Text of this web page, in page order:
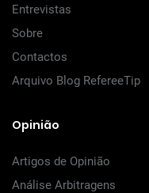
Entrevistas
Sobre
Contactos
Arquivo Blog RefereeTip
Opinião
Artigos de Opinião
Análise Arbitragens